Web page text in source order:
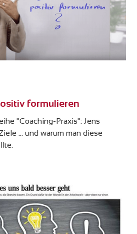
formulieren
"Coaching-Praxis": Jens
... und warum man diese